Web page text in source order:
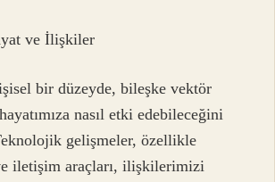
ve İlişkiler
bir düzeyde, bileşke vektör
nasıl etki edebileceğini
gelişmeler, özellikle
iletişim araçları, ilişkilerimizi